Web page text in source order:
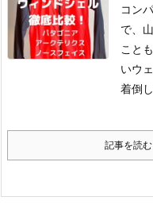
コン
で、
こと
いウ
着倒
記事を読む